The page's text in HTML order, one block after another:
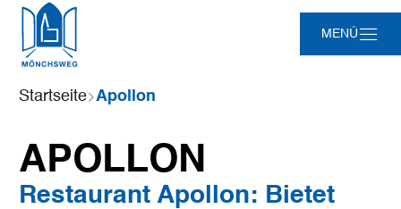
MENÜ
Sie
sind
Startseite Apollon
APOLLON
Restaurant Apollon: Bietet